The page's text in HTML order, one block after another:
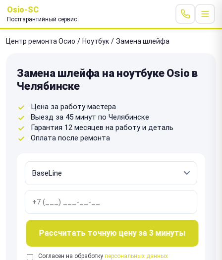
Osio-SC
Постгарантийный сервис
Центр ремонта Осио / Ноутбук / Замена шлейфа
Замена шлейфа на ноутбуке Osio в
Челябинске
Цена за работу мастера
Выезд за 45 минут по Челябинске
Гарантия 12 месяцев на работу и деталь
Оплата после ремонта
Рассчитать точную цену за 3 минуты
Согласен на обработку персональных данных